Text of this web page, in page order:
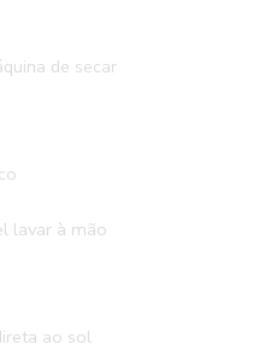
de secar
a seco
lavar à mão
ao sol